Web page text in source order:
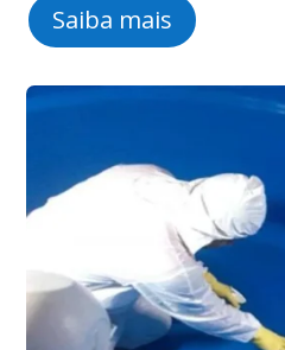
Saiba mais